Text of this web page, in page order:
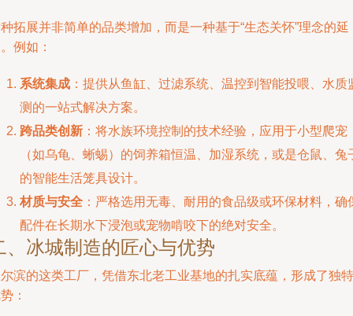
拓展并非简单的品类增加，而是一种基于“生态关怀”理念的延
例如：
系统集成 ：提供从鱼缸、过滤系统、温控到智能投喂、水质
测的一站式解决方案。
跨品类创新 ：将水族环境控制的技术经验，应用于小型爬宠
（如乌龟、蜥蜴）的饲养箱恒温、加湿系统，或是仓鼠、兔
的智能生活笼具设计。
材质与安全 ：严格选用无毒、耐用的食品级或环保材料，确
配件在长期水下浸泡或宠物啃咬下的绝对安全。
、冰城制造的匠心与优势
滨的这类工厂，凭借东北老工业基地的扎实底蕴，形成了独特
：